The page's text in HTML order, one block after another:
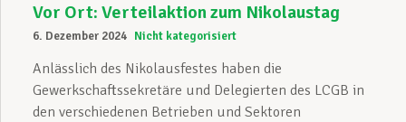
Vor Ort: Verteilaktion zum Nikolaustag
6. Dezember 2024 Nicht kategorisiert
Anlässlich des Nikolausfestes haben die
Gewerkschaftssekretäre und Delegierten des LCGB in
den verschiedenen Betrieben und Sektoren